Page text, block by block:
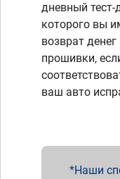
дневный тест-
которого вы
возврат
прошивки,
ваш авто
Наши